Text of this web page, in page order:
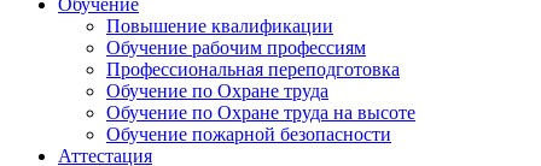
Обучение
Повышение квалификации
Обучение рабочим профессиям
Профессиональная переподготовка
Обучение по Охране труда
Обучение по Охране труда на высоте
Обучение пожарной безопасности
Аттестация